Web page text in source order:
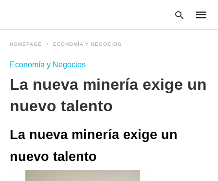
your
search
HOMEPAGE ECONOMÍA Y NEGOCIOS
Economía y Negocios
La nueva minería exige un
nuevo talento
La nueva minería exige un
nuevo talento